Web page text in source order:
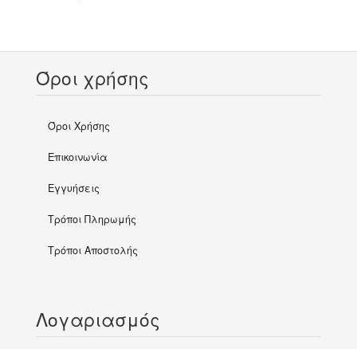
Όροι χρήσης
Όροι Χρήσης
Επικοινωνία
Εγγυήσεις
Τρόποι Πληρωμής
Τρόποι Αποστολής
Λογαριασμός